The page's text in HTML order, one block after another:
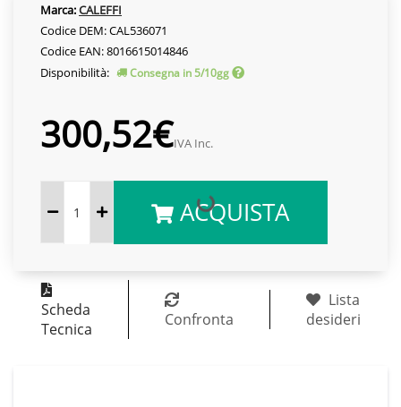
Marca:CALEFFI
Codice DEM: CAL536071
Codice EAN: 8016615014846
Disponibilità:
Consegna in 5/10gg
300,52€IVA Inc.
ACQUISTA
Scheda
Tecnica
Confronta
Lista
desideri